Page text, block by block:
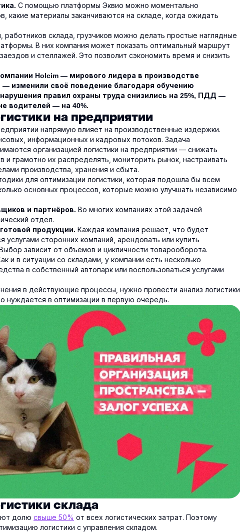
С помощью платформы Эквио можно моментально
какие материалы заканчиваются на складе, когда ожидать
работников склада, грузчиков можно делать простые наглядные
В них компания может показать оптимальный маршрут
и стеллажей. Это позволит сэкономить время и снизить
Holcim — мирового лидера в производстве
изменили своё поведение благодаря обучению
правил охраны труда снизились на 25%, ПДД —
водителей — на 40%.
на предприятии
напрямую влияет на производственные издержки.
информационных и кадровых потоков. Задача
организацией логистики на предприятии — снижать
и грамотно их распределять, мониторить рынок, настраивать
производства, хранения и сбыта.
для оптимизации логистики, которая подошла бы всем
основных процессов, которые можно улучшать независимо
и партнёров. Во многих компаниях этой задачей
отдел.
продукции. Каждая компания решает, что будет
услугами сторонних компаний, арендовать или купить
зависит от объёмов и цикличности товарооборота.
и в ситуации со складами, у компании есть несколько
в собственный автопарк или воспользоваться услугами
в действующие процессы, нужно провести анализ логистики
нуждается в оптимизации в первую очередь.
склада
долю свыше 50% от всех логистических затрат. Поэтому
логистики с управления складом.